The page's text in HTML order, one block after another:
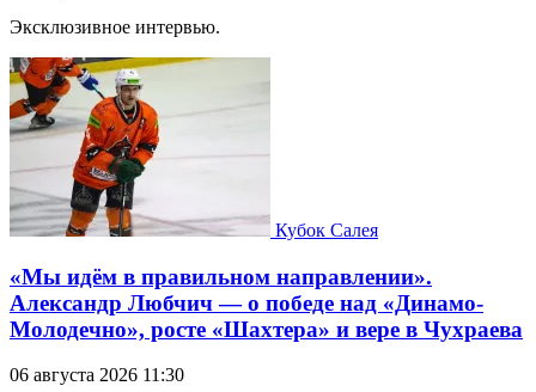
Эксклюзивное интервью.
Кубок Салея
«Мы идём в правильном направлении».
Александр Любчич — о победе над «Динамо-
Молодечно», росте «Шахтера» и вере в Чухраева
06 августа 2026 11:30